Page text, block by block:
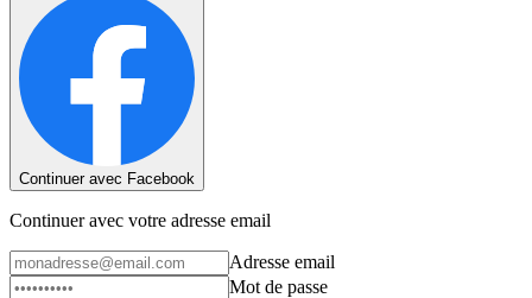
Continuer avec Facebook
Continuer avec votre adresse email
Adresse email
Mot de passe